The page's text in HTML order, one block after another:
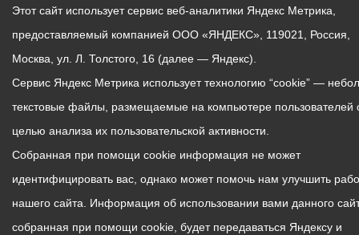
Этот сайт использует сервис веб-аналитики Яндекс Метрика,
предоставляемый компанией ООО «ЯНДЕКС», 119021, Россия,
Москва, ул. Л. Толстого, 16 (далее — Яндекс).
Сервис Яндекс Метрика использует технологию “cookie” —
текстовые файлы, размещаемые на компьютере пользователей
целью анализа их пользовательской активности.
Собранная при помощи cookie информация не может
идентифицировать вас, однако может помочь нам улучшить
нашего сайта. Информация об использовании вами данного
собранная при помощи cookie, будет передаваться Яндексу и